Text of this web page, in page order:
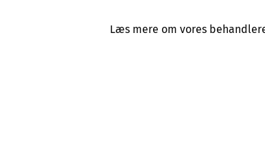
Læs mere om vores